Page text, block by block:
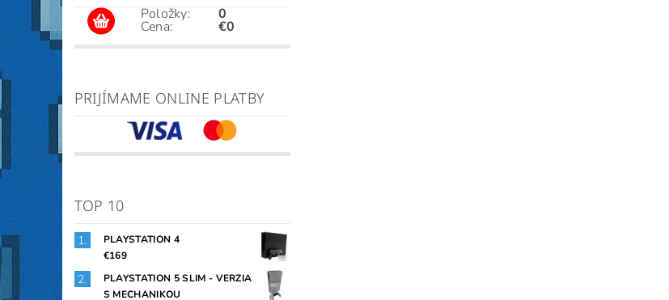
Položky:
Cena:
0
€0
PRIJÍMAME ONLINE PLATBY
TOP 10
PLAYSTATION 4
€169
PLAYSTATION 5 SLIM - VERZIA
S MECHANIKOU